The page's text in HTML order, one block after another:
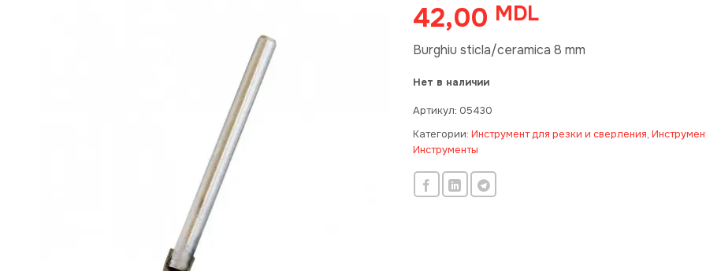
42,00 MDL
Burghiu sticla/ceramica 8 mm
Нет в наличии
Артикул: 05430
Категории: Инструмент для резки и сверления,
Инструменты